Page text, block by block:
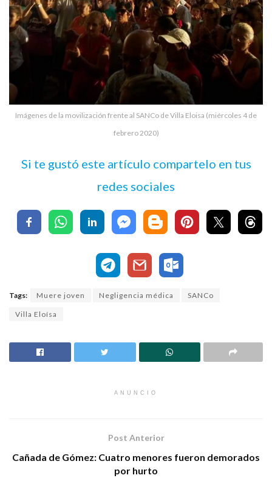
Imágenes de la movilización frente al SANCo de Villa Eloisa (miércoles 4 de
febrero 2020)
Si te gustó este artículo compartelo en tus
redes sociales
Tags: Muere joven Negligencia médica SANCo
Villa Eloísa
ANUNCIO
Post Anterior
Cañada de Gómez: Cuatro menores fueron demorados
por hurto